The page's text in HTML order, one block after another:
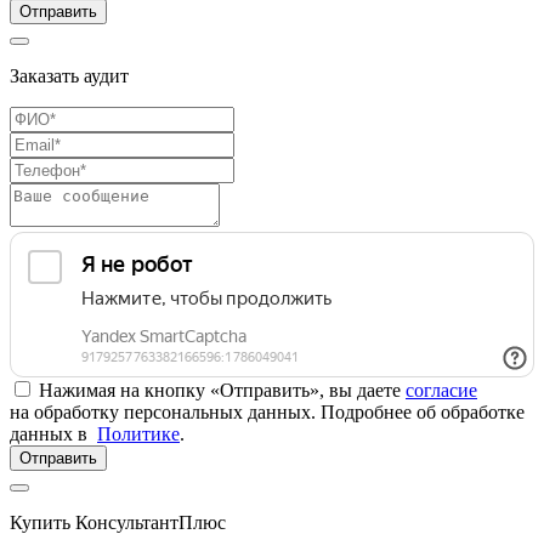
Отправить
Заказать аудит
Нажимая на кнопку «Отправить», вы даете согласие
на обработку персональных данных. Подробнее об обработке
данных в Политике.
Отправить
Купить КонсультантПлюс